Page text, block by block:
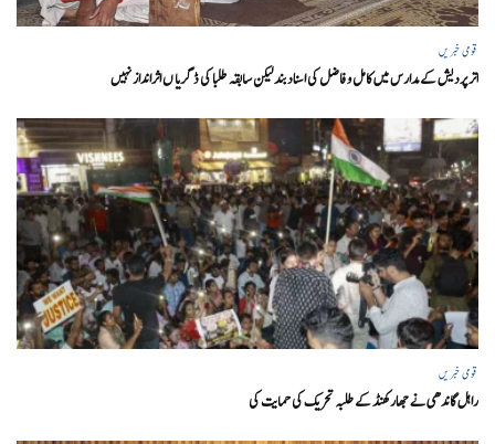
قومی خبریں
اتر پردیش کےمدارس میں کامل و فاضل کی اسناد بند لیکن سابقہ طلبا کی ڈگریا ں اثرانداز نہیں
قومی خبریں
راہل گاندھی نے جھارکھنڈ کے طلبہ تحریک کی حمایت کی